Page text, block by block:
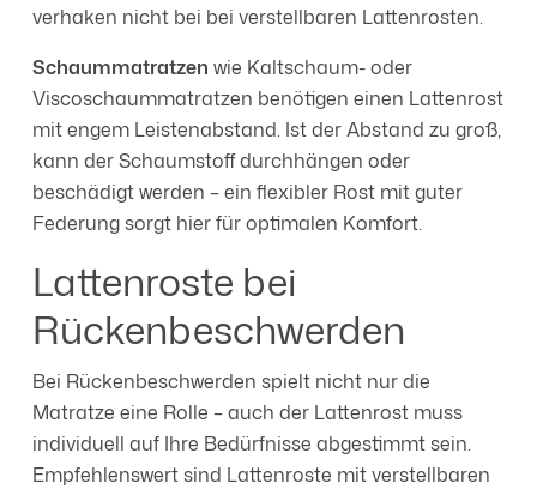
verhaken nicht bei bei verstellbaren Lattenrosten.
Schaummatratzen wie Kaltschaum- oder
Viscoschaummatratzen benötigen einen Lattenrost
mit engem Leistenabstand. Ist der Abstand zu groß,
kann der Schaumstoff durchhängen oder
beschädigt werden – ein flexibler Rost mit guter
Federung sorgt hier für optimalen Komfort.
Lattenroste bei
Rückenbeschwerden
Bei Rückenbeschwerden spielt nicht nur die
Matratze eine Rolle – auch der Lattenrost muss
individuell auf Ihre Bedürfnisse abgestimmt sein.
Empfehlenswert sind Lattenroste mit verstellbaren